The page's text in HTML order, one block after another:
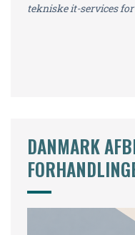
tekniske it-services
DANMARK